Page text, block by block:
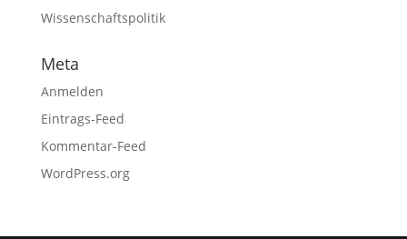
Wissenschaftspolitik
Meta
Anmelden
Eintrags-Feed
Kommentar-Feed
WordPress.org